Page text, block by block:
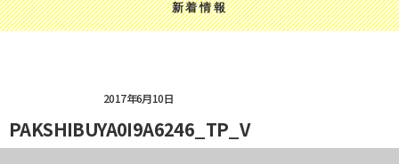
新着情報
2017年6月10日
PAKSHIBUYA0I9A6246_TP_V